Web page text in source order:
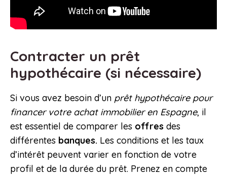
Contracter un prêt
hypothécaire (si nécessaire)
Si vous avez besoin d’un prêt hypothécaire pour
financer votre achat immobilier en Espagne, il
est essentiel de comparer les offres des
différentes banques. Les conditions et les taux
d’intérêt peuvent varier en fonction de votre
profil et de la durée du prêt. Prenez en compte